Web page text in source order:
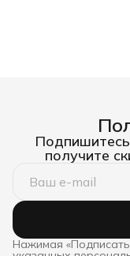
получите
Нажимая